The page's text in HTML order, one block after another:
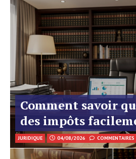
Comment savoir
des impôts
JURIDIQUE 04/08/2026 COMMENTAIRES